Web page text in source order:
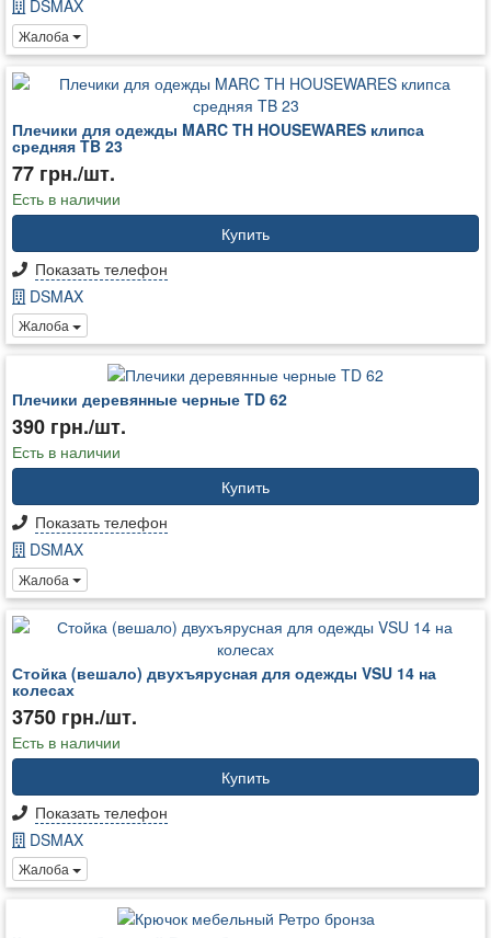
DSMAX
Жалоба
Плечики для одежды MARC TH HOUSEWARES клипса
средняя TB 23
77 грн./шт.
Есть в наличии
Купить
Показать телефон
DSMAX
Жалоба
Плечики деревянные черные TD 62
390 грн./шт.
Есть в наличии
Купить
Показать телефон
DSMAX
Жалоба
Стойка (вешало) двухъярусная для одежды VSU 14 на
колесах
3750 грн./шт.
Есть в наличии
Купить
Показать телефон
DSMAX
Жалоба